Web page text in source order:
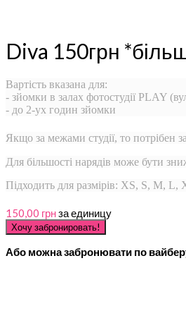
Diva 150грн
Вартість вказана для:
- зйомки в залах фотостудії PLAY
- до 2-ух годин зйомки
Якщо за межами студії, то потрібен
Для більшості нарядів може бути
Підходить для размірів: XS, S, M, L,
150,00 грнза единицу
Або можна забронювати по